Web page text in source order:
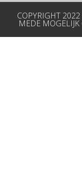
COPYRIGHT 2022
MEDE